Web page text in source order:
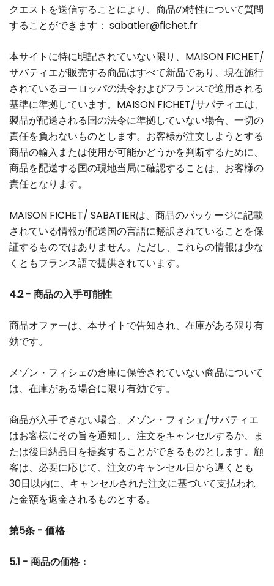
クエストを送信することにより、商品の特性について質問
することができます： sabatier@fichet.fr
本サイトに特に明記されていない限り、MAISON FICHET/
サバティエが販売する商品はすべて新品であり、現在施行
されているヨーロッパの法令およびフランスで適用される
基準に準拠しています。MAISON FICHET/サバティエは、
製品が配送される国の法令に準拠していない場合、一切の
責任を負わないものとします。お客様が注文しようとする
商品の輸入または使用が可能かどうかを判断するために、
商品を配送する国の現地当局に確認することは、お客様の
責任となります。
MAISON FICHET/ SABATIERは、商品のパッケージに記載
されている情報が配送国の言語に翻訳されていることを保
証するものではありません。ただし、これらの情報は少な
くともフランス語で提供されています。
4.2 - 商品の入手可能性
商品オファーは、本サイトで告知され、在庫がある限り有
効です。
メゾン・フィシェの倉庫に保管されていない商品について
は、在庫がある場合に限り有効です。
商品が入手できない場合、メゾン・フィシェ/サバティエ
はお客様にその旨を通知し、注文をキャンセルするか、ま
たは後日納品日を提案することができるものとします。顧
客は、必要に応じて、注文のキャンセル日から遅くとも
30日以内に、キャンセルされた注文に基づいて支払われ
た金額を返金されるものとする。
第5条 - 価格
5.1 - 商品の価格：